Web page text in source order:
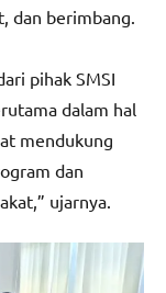
dan berimbang.
pihak SMSI
dalam hal
mendukung
dan
ujarnya.